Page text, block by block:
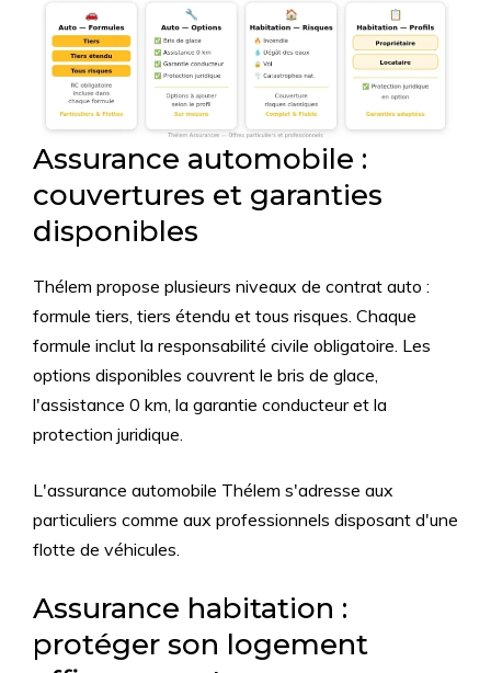
Assurance automobile :
couvertures et garanties
disponibles
Thélem propose plusieurs niveaux de contrat auto :
formule tiers, tiers étendu et tous risques. Chaque
formule inclut la responsabilité civile obligatoire. Les
options disponibles couvrent le bris de glace,
l'assistance 0 km, la garantie conducteur et la
protection juridique.
L'assurance automobile Thélem s'adresse aux
particuliers comme aux professionnels disposant d'une
flotte de véhicules.
Assurance habitation :
protéger son logement